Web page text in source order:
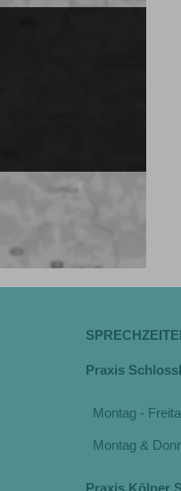
Praxis
Montag -
Montag &
Praxis Kölner